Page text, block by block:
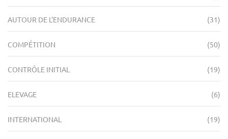
AUTOUR DE L'ENDURANCE (31)
COMPÉTITION (50)
CONTRÔLE INITIAL (19)
ELEVAGE (6)
INTERNATIONAL (19)